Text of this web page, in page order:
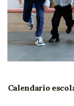
Calendario